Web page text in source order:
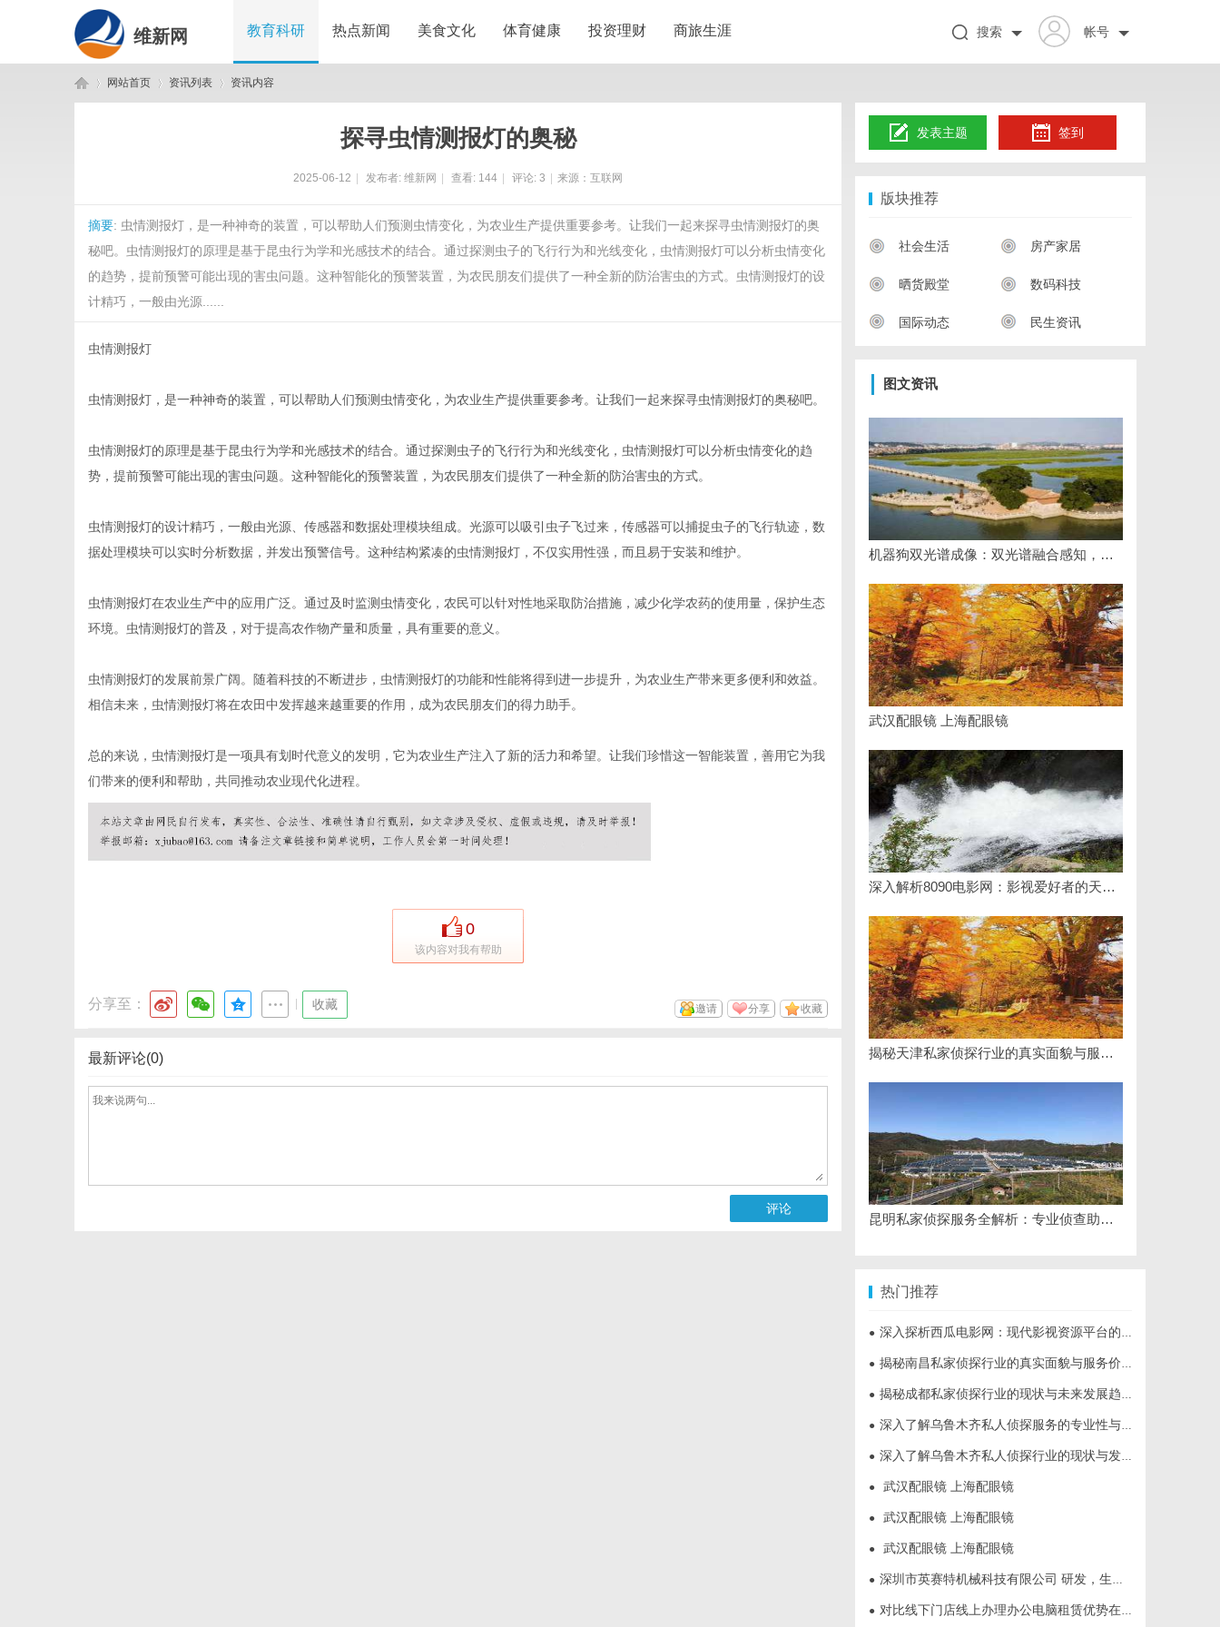
维新网 教育科研 热点新闻 美食文化 体育健康 投资理财 商旅生涯 帐号
搜索
网站首页 资讯列表 资讯内容
探寻虫情测报灯的奥秘
2025-06-12 发布者: 维新网 查看: 144 评论: 3 来源：互联网
摘要: 虫情测报灯，是一种神奇的装置，可以帮助人们预测虫情变化，为农业生产提供重要参考。让我们一起来探寻虫情测报灯的奥
秘吧。虫情测报灯的原理是基于昆虫行为学和光感技术的结合。通过探测虫子的飞行行为和光线变化，虫情测报灯可以分析虫情变化
的趋势，提前预警可能出现的害虫问题。这种智能化的预警装置，为农民朋友们提供了一种全新的防治害虫的方式。虫情测报灯的设
计精巧，一般由光源......
虫情测报灯
虫情测报灯，是一种神奇的装置，可以帮助人们预测虫情变化，为农业生产提供重要参考。让我们一起来探寻虫情测报灯的奥秘吧。
虫情测报灯的原理是基于昆虫行为学和光感技术的结合。通过探测虫子的飞行行为和光线变化，虫情测报灯可以分析虫情变化的趋
势，提前预警可能出现的害虫问题。这种智能化的预警装置，为农民朋友们提供了一种全新的防治害虫的方式。
虫情测报灯的设计精巧，一般由光源、传感器和数据处理模块组成。光源可以吸引虫子飞过来，传感器可以捕捉虫子的飞行轨迹，数
据处理模块可以实时分析数据，并发出预警信号。这种结构紧凑的虫情测报灯，不仅实用性强，而且易于安装和维护。
虫情测报灯在农业生产中的应用广泛。通过及时监测虫情变化，农民可以针对性地采取防治措施，减少化学农药的使用量，保护生态
环境。虫情测报灯的普及，对于提高农作物产量和质量，具有重要的意义。
虫情测报灯的发展前景广阔。随着科技的不断进步，虫情测报灯的功能和性能将得到进一步提升，为农业生产带来更多便利和效益。
相信未来，虫情测报灯将在农田中发挥越来越重要的作用，成为农民朋友们的得力助手。
总的来说，虫情测报灯是一项具有划时代意义的发明，它为农业生产注入了新的活力和希望。让我们珍惜这一智能装置，善用它为我
们带来的便利和帮助，共同推动农业现代化进程。
0
该内容对我有帮助
分享至： 收藏 收藏
分享
邀请
最新评论(0)
评论
发表主题 签到
版块推荐
社会生活 房产家居
晒货殿堂 数码科技
国际动态 民生资讯
图文资讯
机器狗双光谱成像：双光谱融合感知，筑牢工矿机器狗全域巡检识别能力
武汉配眼镜 上海配眼镜
深入解析8090电影网：影视爱好者的天堂与全新观影体验
揭秘天津私家侦探行业的真实面貌与服务优势
昆明私家侦探服务全解析：专业侦查助您解决疑难问题
热门推荐
● 深入探析西瓜电影网：现代影视资源平台的变革与机遇
● 揭秘南昌私家侦探行业的真实面貌与服务价值详解
● 揭秘成都私家侦探行业的现状与未来发展趋势
● 深入了解乌鲁木齐私人侦探服务的专业性与应用领域
● 深入了解乌鲁木齐私人侦探行业的现状与发展趋势
● 武汉配眼镜 上海配眼镜
● 武汉配眼镜 上海配眼镜
● 武汉配眼镜 上海配眼镜
● 深圳市英赛特机械科技有限公司 研发，生产，销售各类高端自动化设备插件机
● 对比线下门店线上办理办公电脑租赁优势在哪？艾特租线上提交资料全程简化